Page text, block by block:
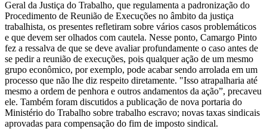
Geral da Justiça do Trabalho, que regulamenta a padronização do
Procedimento de Reunião de Execuções no âmbito da justiça
trabalhista, os presentes refletiram sobre vários casos problemáticos
e que devem ser olhados com cautela. Nesse ponto, Camargo Pinto
fez a ressalva de que se deve avaliar profundamente o caso antes de
se pedir a reunião de execuções, pois qualquer ação de um mesmo
grupo econômico, por exemplo, pode acabar sendo arrolada em um
processo que não lhe diz respeito diretamente. "Isso atrapalharia até
mesmo a ordem de penhora e outros andamentos da ação”, precaveu
ele. Também foram discutidos a publicação de nova portaria do
Ministério do Trabalho sobre trabalho escravo; novas taxas sindicais
aprovadas para compensação do fim de imposto sindical.